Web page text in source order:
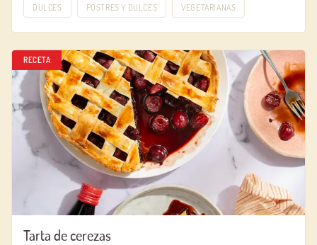
DULCES POSTRES Y DULCES VEGETARIANAS
RECETA
Tarta de cerezas